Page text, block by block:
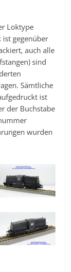
Loktype
ist gegenüber
auch alle
sind
Sämtliche
ist
der Buchstabe
wurden